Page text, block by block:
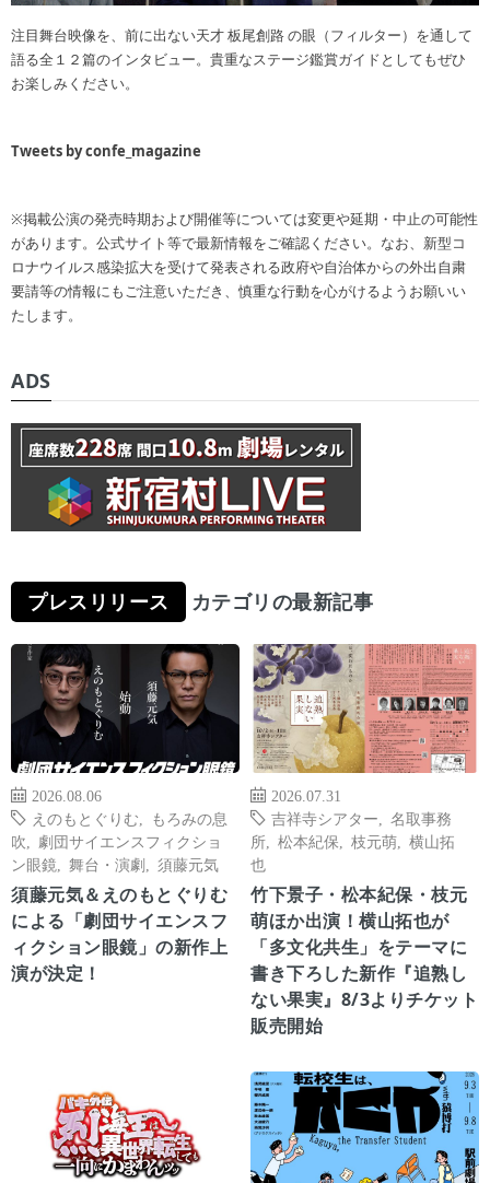
注目舞台映像を、前に出ない天才 板尾創路 の眼（フィルター）を通して
語る全１２篇のインタビュー。貴重なステージ鑑賞ガイドとしてもぜひ
お楽しみください。
Tweets by confe_magazine
※掲載公演の発売時期および開催等については変更や延期・中止の可能性
があります。公式サイト等で最新情報をご確認ください。なお、新型コ
ロナウイルス感染拡大を受けて発表される政府や自治体からの外出自粛
要請等の情報にもご注意いただき、慎重な行動を心がけるようお願いい
たします。
ADS
プレスリリース カテゴリの最新記事
2026.08.06
えのもとぐりむ
もろみの息
吹
劇団サイエンスフィクショ
ン眼鏡
舞台・演劇 須藤元気
須藤元気＆えのもとぐりむ
による「劇団サイエンスフ
ィクション眼鏡」の新作上
演が決定！
2026.07.31
吉祥寺シアター
名取事務
所
松本紀保 枝元萌
横山拓
也
竹下景子・松本紀保・枝元
萌ほか出演！横山拓也が
「多文化共生」をテーマに
書き下ろした新作『追熟し
ない果実』8/3よりチケット
販売開始